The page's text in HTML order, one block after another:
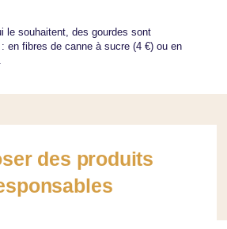
le souhaitent, des gourdes sont
en fibres de canne à sucre (4 €) ou en
des produits